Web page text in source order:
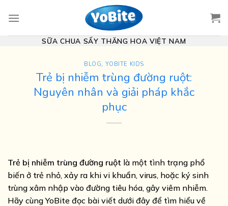
SỮA CHUA SẤY THĂNG HOA VIỆT NAM
BLOG, YOBITE KIDS
Trẻ bị nhiễm trùng đường ruột:
Nguyên nhân và giải pháp khắc
phục
Trẻ bị nhiễm trùng đường ruột là một tình trạng phổ
biến ở trẻ nhỏ, xảy ra khi vi khuẩn, virus, hoặc ký sinh
trùng xâm nhập vào đường tiêu hóa, gây viêm nhiễm.
Hãy cùng YoBite đọc bài viết dưới đây để tìm hiểu về